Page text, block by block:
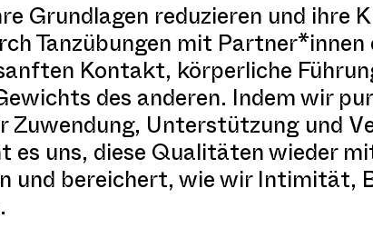
Grundlagen reduzieren und ihre
Tanzübungen mit Partner*innen
Kontakt, körperliche
des anderen. Indem wir
Zuwendung, Unterstützung und
es uns, diese Qualitäten wieder
und bereichert, wie wir Intimität,